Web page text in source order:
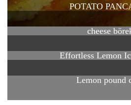
POTATO
cheese
Effortless Lemon
Lemon pound